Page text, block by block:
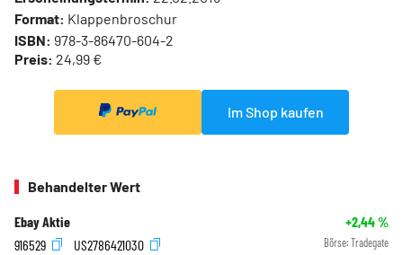
Format: Klappenbroschur
ISBN: 978-3-86470-604-2
Preis: 24,99 €
Im Shop kaufen
Behandelter Wert
Ebay Aktie +2,44%
916529
US2786421030 Börse: Tradegate